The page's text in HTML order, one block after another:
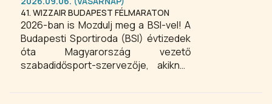
41. WIZZAIR BUDAPEST FÉLMARATON
2026-ban is Mozdulj meg a BSI-vel! A
Budapesti Sportiroda (BSI) évtizedek
óta Magyarország vezető
szabadidősport-szervezője, akiknek
élhetik át a futás, a kerékpározás és a